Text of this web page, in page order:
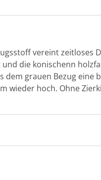
vereint zeitloses
die konischenn
grauen Bezug eine
wieder hoch. Ohne